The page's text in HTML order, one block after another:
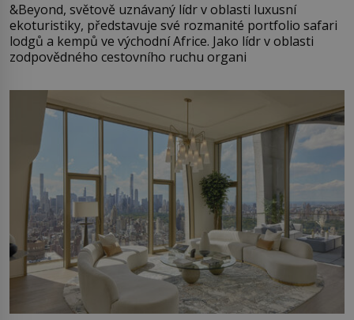
&Beyond, světově uznávaný lídr v oblasti luxusní
ekoturistiky, představuje své rozmanité portfolio safari
lodgů a kempů ve východní Africe. Jako lídr v oblasti
zodpovědného cestovního ruchu organi